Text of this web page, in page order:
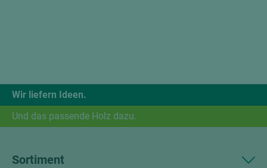
Wir liefern Ideen.
Und das passende Holz dazu.
Sortiment